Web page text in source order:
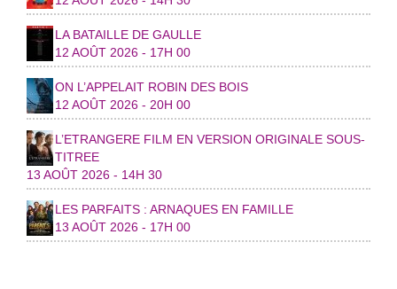
LA BATAILLE DE GAULLE
12 AOÛT 2026 - 17H 00
ON L’APPELAIT ROBIN DES BOIS
12 AOÛT 2026 - 20H 00
L’ETRANGERE FILM EN VERSION ORIGINALE SOUS-
TITREE
13 AOÛT 2026 - 14H 30
LES PARFAITS : ARNAQUES EN FAMILLE
13 AOÛT 2026 - 17H 00